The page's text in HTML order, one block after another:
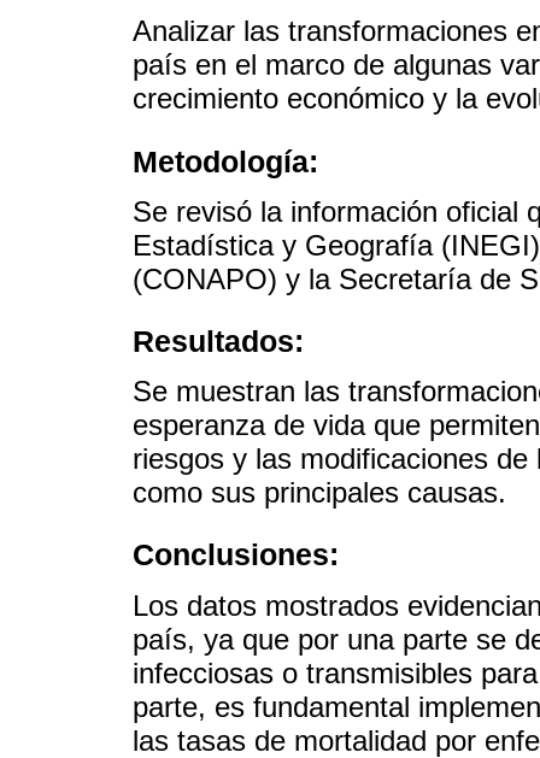
Analizar las transformaciones
país en el marco de algunas
crecimiento económico y la
Metodología:
Se revisó la información oficial
Estadística y Geografía
(CONAPO) y la Secretaría de
Resultados:
Se muestran las
esperanza de vida que
riesgos y las modificaciones
como sus principales causas.
Conclusiones:
Los datos mostrados
país, ya que por una parte se
infecciosas o transmisibles
parte, es fundamental
las tasas de mortalidad por